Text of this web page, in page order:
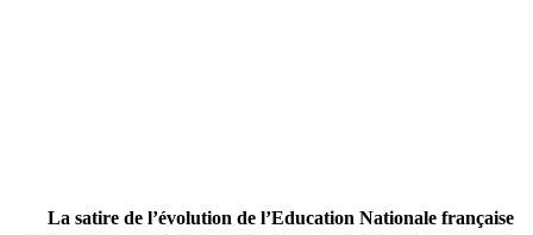
La satire de l’évolution de l’Education Nationale française